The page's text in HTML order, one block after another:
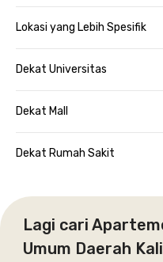
Lokasi yang Lebih Spesifik
Dekat Universitas
Dekat Mall
Dekat Rumah Sakit
Lagi cari
Umum Daerah